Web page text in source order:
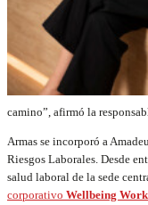
camino”, afirmó la
Armas se incorporó a
Riesgos Laborales. Desde
salud laboral de la sede
corporativo Wellbeing